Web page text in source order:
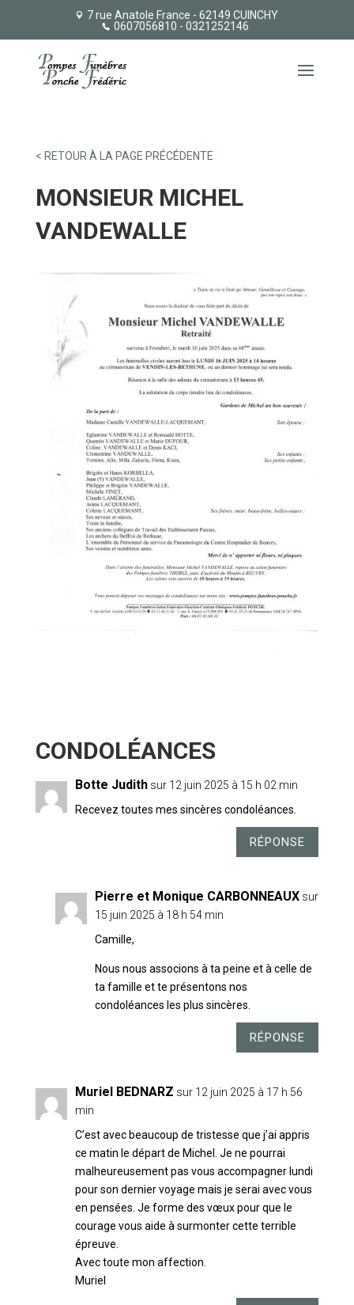
7 rue Anatole France - 62149 CUINCHY
0607056810 - 0321252146
< RETOUR À LA PAGE PRÉCÉDENTE
MONSIEUR MICHEL
VANDEWALLE
Botte Judith sur 12 juin 2025 à 15 h 02 min
Recevez toutes mes sincères condoléances.
RÉPONSE
Pierre et Monique CARBONNEAUX sur
15 juin 2025 à 18 h 54 min
Camille,
Nous nous associons à ta peine et à celle de
ta famille et te présentons nos
condoléances les plus sincères.
RÉPONSE
Muriel BEDNARZ sur 12 juin 2025 à 17 h 56
min
C’est avec beaucoup de tristesse que j’ai appris
ce matin le départ de Michel. Je ne pourrai
malheureusement pas vous accompagner lundi
pour son dernier voyage mais je serai avec vous
en pensées. Je forme des vœux pour que le
courage vous aide à surmonter cette terrible
épreuve.
Avec toute mon affection.
Muriel